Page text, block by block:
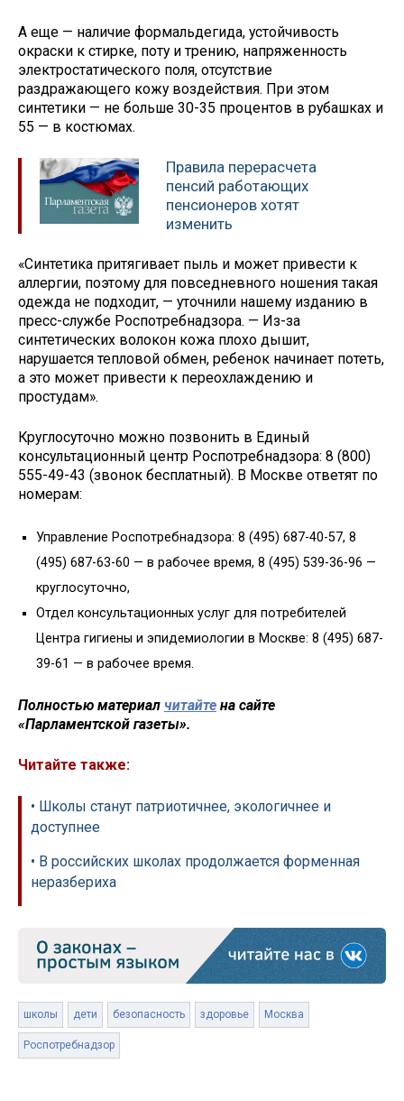
А еще — наличие формальдегида, устойчивость
окраски к стирке, поту и трению, напряженность
электростатического поля, отсутствие
раздражающего кожу воздействия. При этом
синтетики — не больше 30-35 процентов в рубашках и
55 — в костюмах.
Правила перерасчета
пенсий работающих
пенсионеров хотят
изменить
«Синтетика притягивает пыль и может привести к
аллергии, поэтому для повседневного ношения такая
одежда не подходит, — уточнили нашему изданию в
пресс-службе Роспотребнадзора. — Из-за
синтетических волокон кожа плохо дышит,
нарушается тепловой обмен, ребенок начинает потеть,
а это может привести к переохлаждению и
простудам».
Круглосуточно можно позвонить в Единый
консультационный центр Роспотребнадзора: 8 (800)
555-49-43 (звонок бесплатный). В Москве ответят по
номерам:
Управление Роспотребнадзора: 8 (495) 687-40-57, 8
(495) 687-63-60 — в рабочее время, 8 (495) 539-36-96 —
круглосуточно,
Отдел консультационных услуг для потребителей
Центра гигиены и эпидемиологии в Москве: 8 (495) 687-
39-61 — в рабочее время.
Полностью материал читайте на сайте
«Парламентской газеты».
Читайте также:
• Школы станут патриотичнее, экологичнее и
доступнее
• В российских школах продолжается форменная
неразбериха
школы дети безопасность здоровье Москва
Роспотребнадзор